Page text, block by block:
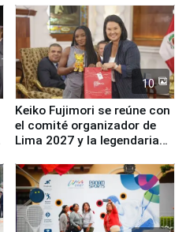
10
Keiko Fujimori se reúne con
el comité organizador de
Lima 2027 y la legendaria